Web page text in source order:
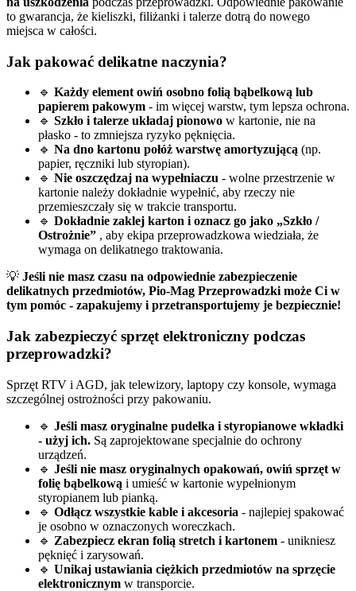
to gwarancja, że kieliszki, filiżanki i talerze dotrą do nowego
miejsca w całości.
Jak pakować delikatne naczynia?
🔹 Każdy element owiń osobno folią bąbelkową lub
papierem pakowym - im więcej warstw, tym lepsza ochrona.
🔹 Szkło i talerze układaj pionowo w kartonie, nie na
płasko - to zmniejsza ryzyko pęknięcia.
🔹 Na dno kartonu połóż warstwę amortyzującą (np.
papier, ręczniki lub styropian).
🔹 Nie oszczędzaj na wypełniaczu - wolne przestrzenie w
kartonie należy dokładnie wypełnić, aby rzeczy nie
przemieszczały się w trakcie transportu.
🔹 Dokładnie zaklej karton i oznacz go jako „Szkło /
Ostrożnie” , aby ekipa przeprowadzkowa wiedziała, że
wymaga on delikatnego traktowania.
💡 Jeśli nie masz czasu na odpowiednie zabezpieczenie
delikatnych przedmiotów, Pio-Mag Przeprowadzki może Ci w
tym pomóc - zapakujemy i przetransportujemy je bezpiecznie!
Jak zabezpieczyć sprzęt elektroniczny podczas
przeprowadzki?
Sprzęt RTV i AGD, jak telewizory, laptopy czy konsole, wymaga
szczególnej ostrożności przy pakowaniu.
🔹 Jeśli masz oryginalne pudełka i styropianowe wkładki
- użyj ich. Są zaprojektowane specjalnie do ochrony
urządzeń.
🔹 Jeśli nie masz oryginalnych opakowań, owiń sprzęt w
folię bąbelkową i umieść w kartonie wypełnionym
styropianem lub pianką.
🔹 Odłącz wszystkie kable i akcesoria - najlepiej spakować
je osobno w oznaczonych woreczkach.
🔹 Zabezpiecz ekran folią stretch i kartonem - unikniesz
pęknięć i zarysowań.
🔹 Unikaj ustawiania ciężkich przedmiotów na sprzęcie
elektronicznym w transporcie.